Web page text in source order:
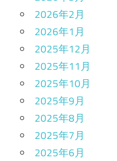
2026年2月
2026年1月
2025年12月
2025年11月
2025年10月
2025年9月
2025年8月
2025年7月
2025年6月